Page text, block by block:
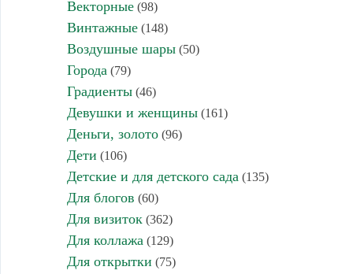
Векторные(98)
Винтажные(148)
Воздушные шары(50)
Города (79)
Градиенты(46)
Девушки и женщины(161)
Деньги, золото(96)
Дети (106)
Детские и для детского сада (135)
Для блогов (60)
Для визиток(362)
Для коллажа (129)
Для открытки (75)